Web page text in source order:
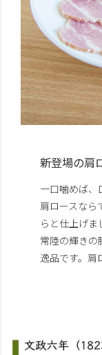
新登場の肩
一口噛めば、
肩ロースなら
らと仕上げま
常陸の輝きの
逸品です。肩